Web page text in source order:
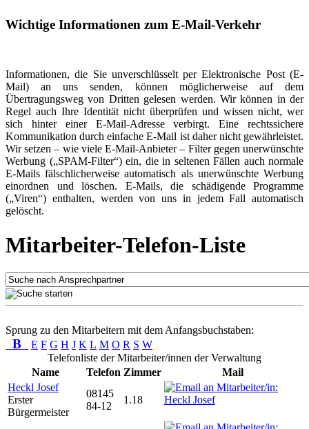
Wichtige Informationen zum E-Mail-Verkehr
Informationen, die Sie unverschlüsselt per Elektronische Post (E-
Mail) an uns senden, können möglicherweise auf dem
Übertragungsweg von Dritten gelesen werden. Wir können in der
Regel auch Ihre Identität nicht überprüfen und wissen nicht, wer
sich hinter einer E-Mail-Adresse verbirgt. Eine rechtssichere
Kommunikation durch einfache E-Mail ist daher nicht gewährleistet.
Wir setzen – wie viele E-Mail-Anbieter – Filter gegen unerwünschte
Werbung („SPAM-Filter“) ein, die in seltenen Fällen auch normale
E-Mails fälschlicherweise automatisch als unerwünschte Werbung
einordnen und löschen. E-Mails, die schädigende Programme
(„Viren“) enthalten, werden von uns in jedem Fall automatisch
gelöscht.
Mitarbeiter-Telefon-Liste
Sprung zu den Mitarbeitern mit dem Anfangsbuchstaben:
B E F G H J K L M O R S W
Telefonliste der Mitarbeiter/innen der Verwaltung
Name
Telefon Zimmer
Mail
Heckl Josef
Erster
Bürgermeister
08145
84-12
1.18